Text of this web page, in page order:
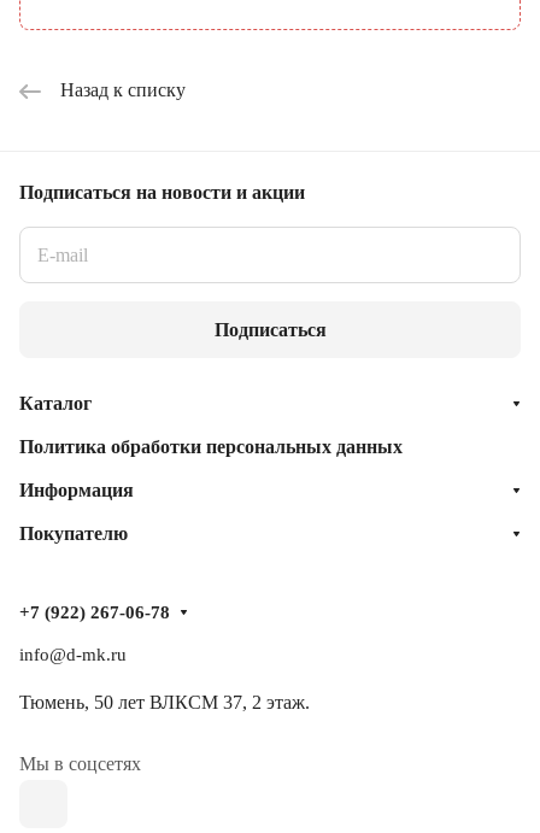
Назад к списку
Подписаться на новости и акции
Подписаться
Каталог
Политика обработки персональных данных
Информация
Покупателю
+7 (922) 267-06-78
info@d-mk.ru
Тюмень, ​50 лет ВЛКСМ 37​, 2 этаж.
Мы в соцсетях